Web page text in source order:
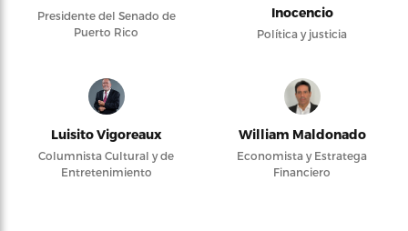
Presidente del Senado de
Puerto Rico
Inocencio
Política y justicia
Luisito Vigoreaux
Columnista Cultural y de
Entretenimiento
William Maldonado
Economista y Estratega
Financiero